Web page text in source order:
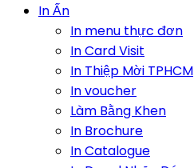
In Ấn
In menu thực đơn
In Card Visit
In Thiệp Mời TPHCM
In voucher
Làm Bằng Khen
In Brochure
In Catalogue